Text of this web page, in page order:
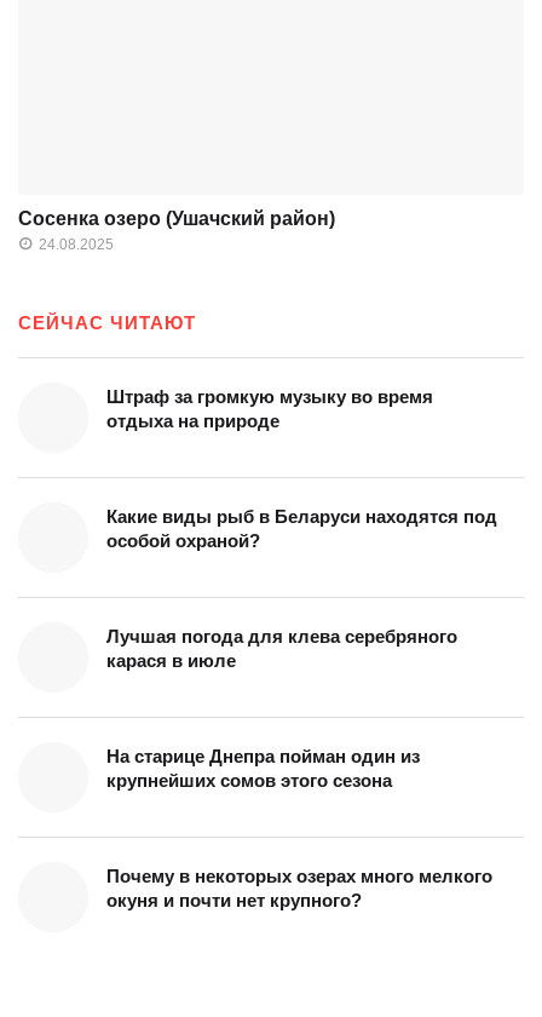
Сосенка озеро (Ушачский район)
24.08.2025
СЕЙЧАС ЧИТАЮТ
Штраф за громкую музыку во время
отдыха на природе
Какие виды рыб в Беларуси находятся под
особой охраной?
Лучшая погода для клева серебряного
карася в июле
На старице Днепра пойман один из
крупнейших сомов этого сезона
Почему в некоторых озерах много мелкого
окуня и почти нет крупного?